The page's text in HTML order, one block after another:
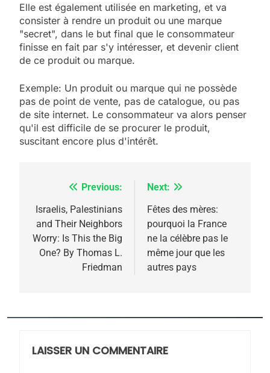
Elle est également utilisée en marketing, et va
consister à rendre un produit ou une marque
"secret", dans le but final que le consommateur
finisse en fait par s'y intéresser, et devenir client
de ce produit ou marque.
Exemple: Un produit ou marque qui ne possède
pas de point de vente, pas de catalogue, ou pas
de site internet. Le consommateur va alors penser
qu'il est difficile de se procurer le produit,
suscitant encore plus d'intérêt.
Navigation
de
l’article
Previous:
Israelis, Palestinians
and Their Neighbors
Worry: Is This the Big
One? By Thomas L.
Friedman
Next:
Fêtes des mères:
pourquoi la France
ne la célèbre pas le
même jour que les
autres pays
LAISSER UN COMMENTAIRE
2025, l’année la plus
meurtrière selon le
l’antisémitisme
FIÈRE, DIGNE ET RÉSILIENTE :
POURQUOI JE REVENDIQUE
MA JUDAÏTE par Thérèse
Zrihen-Dvir
ISRAÉL JUDAISME
JUDAISME
8